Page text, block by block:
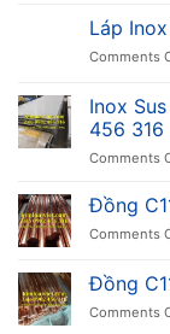
Láp
Comments
Inox
456 316
Comments
Đồng
Comments
Đồng
Comments